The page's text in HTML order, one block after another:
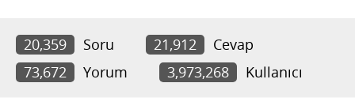
20,359 Soru 21,912
Cevap
73,672
Yorum 3,973,268 Kullanıcı